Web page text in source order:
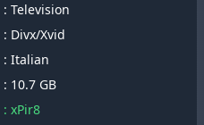
: Television
: Divx/Xvid
: Italian
: 10.7 GB
: xPir8